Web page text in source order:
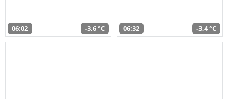
06:02 -3,6 °C 06:32 -3,4 °C